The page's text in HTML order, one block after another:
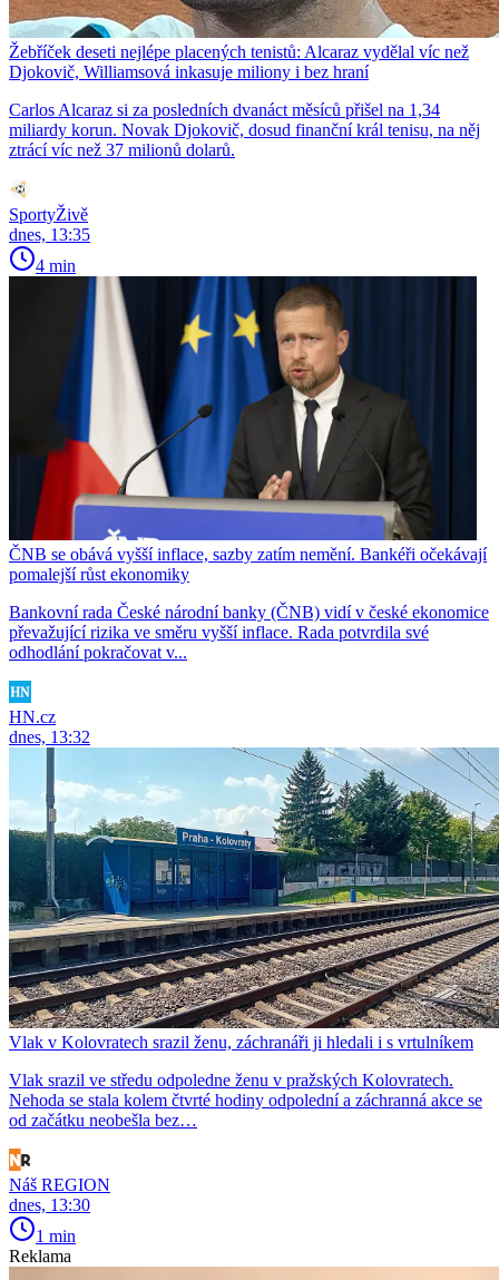
Žebříček deseti nejlépe placených tenistů: Alcaraz vydělal víc než
Djokovič, Williamsová inkasuje miliony i bez hraní
Carlos Alcaraz si za posledních dvanáct měsíců přišel na 1,34
miliardy korun. Novak Djokovič, dosud finanční král tenisu, na něj
ztrácí víc než 37 milionů dolarů.
SportyŽivě
dnes, 13:35
4 min
ČNB se obává vyšší inflace, sazby zatím nemění. Bankéři očekávají
pomalejší růst ekonomiky
Bankovní rada České národní banky (ČNB) vidí v české ekonomice
převažující rizika ve směru vyšší inflace. Rada potvrdila své
odhodlání pokračovat v...
HN.cz
dnes, 13:32
Vlak v Kolovratech srazil ženu, záchranáři ji hledali i s vrtulníkem
Vlak srazil ve středu odpoledne ženu v pražských Kolovratech.
Nehoda se stala kolem čtvrté hodiny odpolední a záchranná akce se
od začátku neobešla bez…
Náš REGION
dnes, 13:30
1 min
Reklama